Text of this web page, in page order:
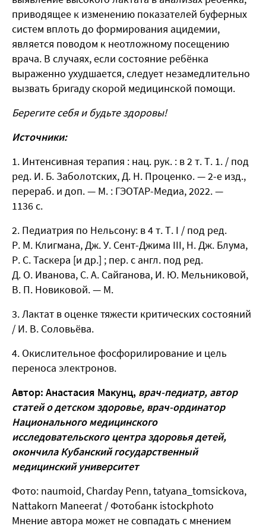
приводящее к изменению показателей буферных
систем вплоть до формирования ацидемии,
является поводом к неотложному посещению
врача. В случаях, если состояние ребёнка
выраженно ухудшается, следует незамедлительно
вызвать бригаду скорой медицинской помощи.
Берегите себя и будьте здоровы!
Источники:
Интенсивная терапия : нац. рук. : в 2 т. Т. 1. / под
ред. И. Б. Заболотских, Д. Н. Проценко. — 2-е изд.,
перераб. и доп. — М. : ГЭОТАР-Медиа, 2022. —
1136 с.
Педиатрия по Нельсону: в 4 т. Т. І / под ред.
Р. М. Клигмана, Дж. У. Сент-Джима ІІІ, Н. Дж. Блума,
Р. С. Таскера [и др.] ; пер. с англ. под ред.
Д. О. Иванова, С. А. Сайганова, И. Ю. Мельниковой,
В. П. Новиковой. — М.
Лактат в оценке тяжести критических состояний
/ И. В. Соловьёва.
Окислительное фосфорилирование и цель
переноса электронов.
Автор: Анастасия Макунц, врач-педиатр, автор
статей о детском здоровье, врач-ординатор
Национального медицинского
исследовательского центра здоровья детей,
окончила Кубанский государственный
медицинский университет
Фото: naumoid, Charday Penn, tatyana_tomsickova,
Nattakorn Maneerat / Фотобанк istockphoto
Мнение автора может не совпадать с мнением